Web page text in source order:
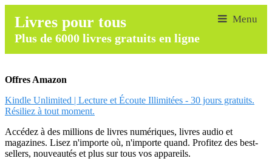
Livres pour tous
Plus de 6000 livres gratuits en ligne
Offres Amazon
Kindle Unlimited | Lecture et Écoute Illimitées - 30 jours gratuits.
Résiliez à tout moment.
Accédez à des millions de livres numériques, livres audio et
magazines. Lisez n'importe où, n'importe quand. Profitez des best-
sellers, nouveautés et plus sur tous vos appareils.